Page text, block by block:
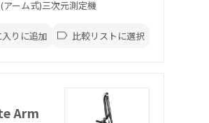
アーム式)三次元測定機
りに追加 比較リストに選択
Arm